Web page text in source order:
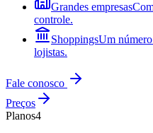
Grandes empresas
controle.
ShoppingsUm
lojistas.
Fale conosco
Preços
Planos4